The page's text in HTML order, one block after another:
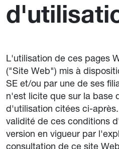
L'utilisation de ces pages
("Site Web") mis à
SE et/ou par une de ses
n'est licite que sur la base
d'utilisation citées ci-
validité de ces conditions
version en vigueur par
consultation de ce site